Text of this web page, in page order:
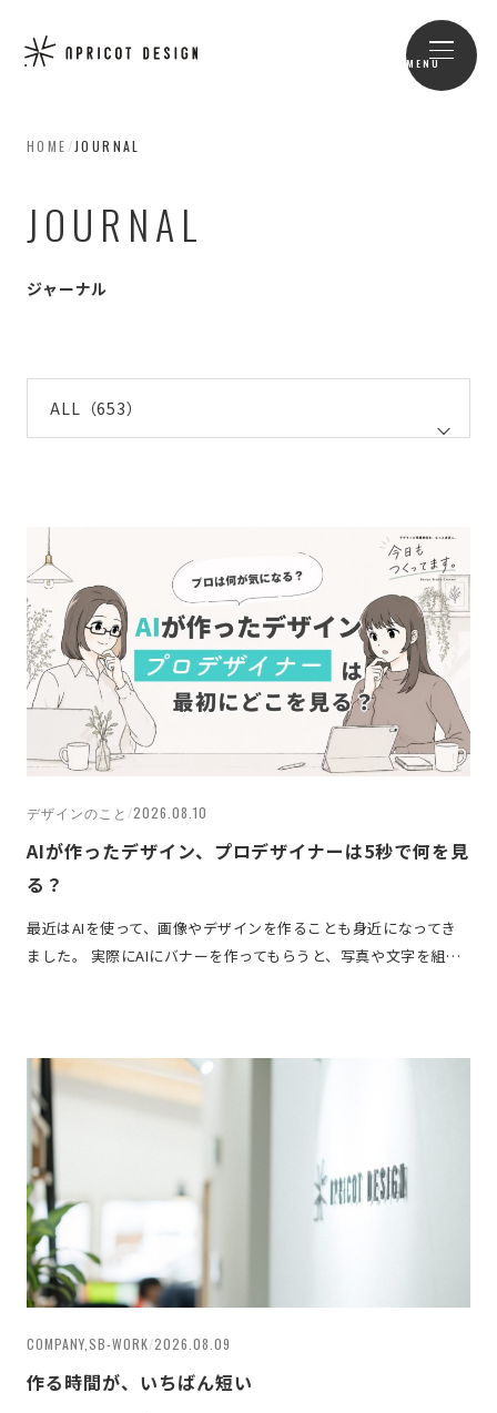
MENU
HOME /JOURNAL
JOURNAL
ジャーナル
デザインのこと /2026.08.10
AIが作ったデザイン、プロデザイナーは5秒で何を見
る？
最近はAIを使って、画像やデザインを作ることも身近になってき
ました。 実際にAIにバナーを作ってもらうと、写真や文字を組…
COMPANY,SB-WORK/2026.08.09
作る時間が、いちばん短い